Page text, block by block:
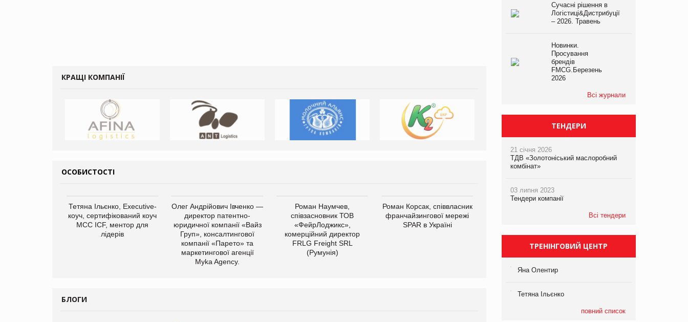
КРАЩІ КОМПАНІЇ
ОСОБИСТОСТІ
Тетяна Ільєнко, Executive-
коуч, сертифікований коуч
МСС ICF, ментор для
лідерів
Олег Андрійович Івченко —
директор патентно-
юридичної компанії «Вайз
Груп», консалтингової
компанії «Парето» та
маркетингової агенції
Myka Agency.
Роман Наумчев,
співзасновник ТОВ
«ФейрЛоджикс»,
комерційний директор
FRLG Freight SRL
(Румунія)
Роман Корсак, співвласник
франчайзингової мережі
SPAR в Україні
виробництва
компанії «УкраМарин»
БЛОГИ
Сучасні рішення в
Логістиці&Дистрибуції
– 2026. Травень
Новинки.
Просування
брендів
FMCG.Березень
2026
Всі журнали
ТЕНДЕРИ
21 січня 2026
ТДВ «Золотоніський маслоробний
комбінат»
03 липня 2023
Тендери компанії
Всі тендери
ТРЕНІНГОВИЙ ЦЕНТР
Яна Олентир
Тетяна Ільєнко
повний список